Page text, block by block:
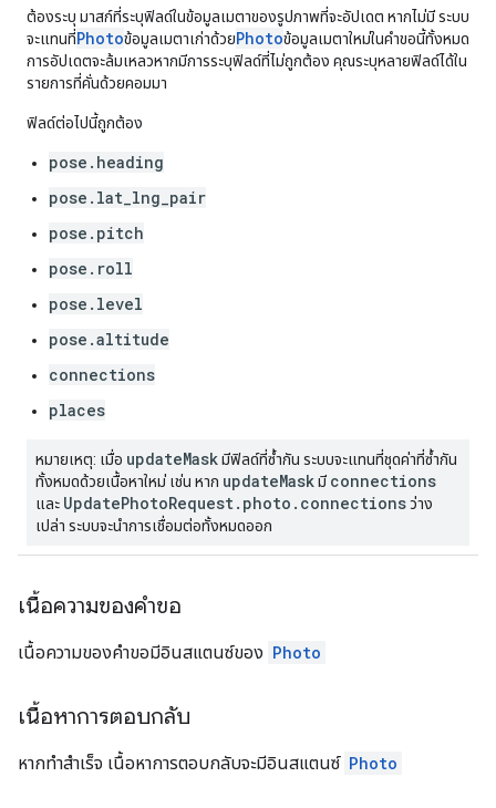
ต้องระบุ มาสก์ที่ระบุฟิลด์ในข้อมูลเมตาของรูปภาพที่จะอัปเดต หากไม่มี ระบบ
จะแทนที่Photoข้อมูลเมตาเก่าด้วยPhotoข้อมูลเมตาใหม่ในคำขอนี้ทั้งหมด
การอัปเดตจะล้มเหลวหากมีการระบุฟิลด์ที่ไม่ถูกต้อง คุณระบุหลายฟิลด์ได้ใน
รายการที่คั่นด้วยคอมมา
ฟิลด์ต่อไปนี้ถูกต้อง
pose.heading
pose.lat_lng_pair
pose.pitch
pose.roll
pose.level
pose.altitude
connections
places
หมายเหตุ: เมื่อ updateMaskมีฟิลด์ที่ซ้ำกัน ระบบจะแทนที่ชุดค่าที่ซ้ำกัน
ทั้งหมดด้วยเนื้อหาใหม่ เช่น หาก updateMaskมี connections
และ UpdatePhotoRequest.photo.connectionsว่าง
เปล่า ระบบจะนำการเชื่อมต่อทั้งหมดออก
เนื้อความของคำขอ
เนื้อความของคำขอมีอินสแตนซ์ของ Photo
เนื้อหาการตอบกลับ
หากทำสำเร็จ เนื้อหาการตอบกลับจะมีอินสแตนซ์ Photo